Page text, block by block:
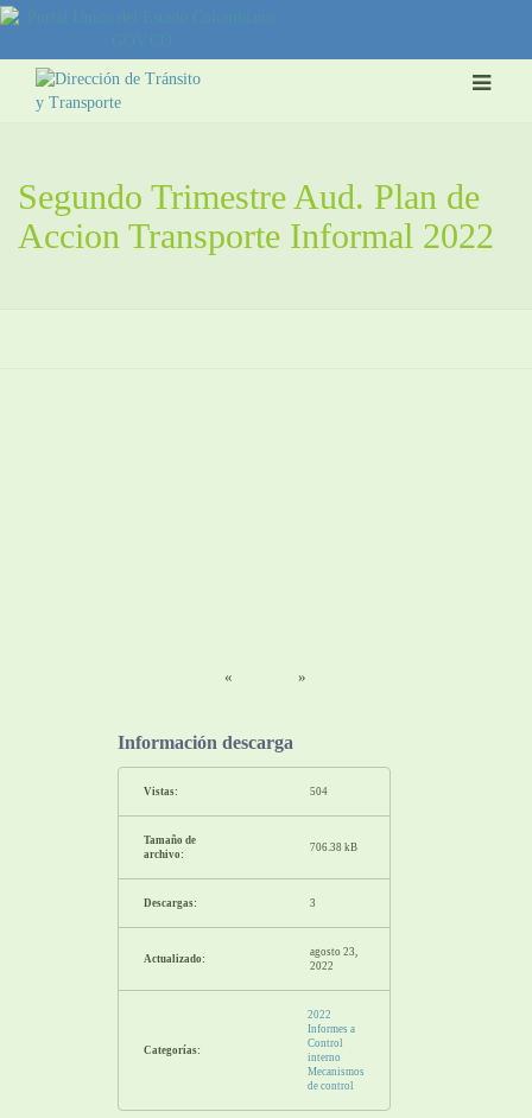
Segundo Trimestre Aud. Plan de
Accion Transporte Informal 2022
« »
Información descarga
Vistas: 504
Tamaño de
archivo:
706.38 kB
Descargas: 3
Actualizado:
agosto 23,
2022
Categorías:
2022
Informes a
Control
interno
Mecanismos
de control